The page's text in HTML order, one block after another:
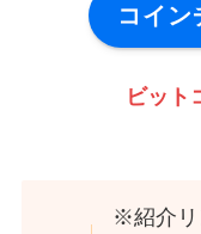
コイン
ビット
※紹介リ